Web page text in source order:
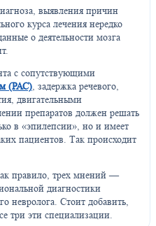
выявления причин
курса лечения нередко
о деятельности мозга
с сопутствующими
(РАС) , задержка речевого,
двигательными
препаратов должен решать
в «эпилепсии», но и имеет
пациентов. Так происходит
правило, трех мнений —
диагностики
невролога. Стоит добавить,
три эти специализации.